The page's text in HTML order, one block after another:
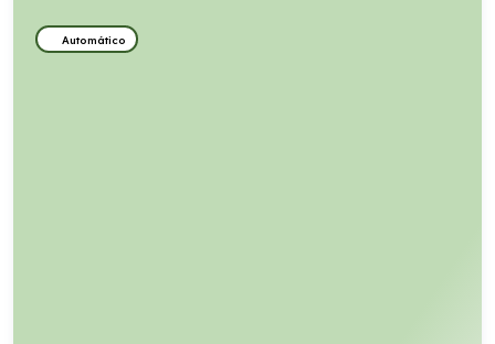
Automático